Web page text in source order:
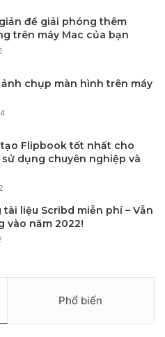
để giải phóng thêm
trên máy Mac của bạn
ảnh chụp màn hình trên máy
Flipbook tốt nhất cho
dụng chuyên nghiệp và
tài liệu Scribd miễn phí – Vẫn
vào năm 2022!
Phổ biến